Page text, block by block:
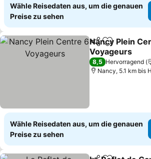
Wähle Reisedaten aus, um die genauen
Preise zu sehen
TeilenZu
Nancy Plein
Voyageurs
8,5 Hervorragend
Nancy, 5.1 km bis
Wähle Reisedaten aus, um die genauen
Preise zu sehen